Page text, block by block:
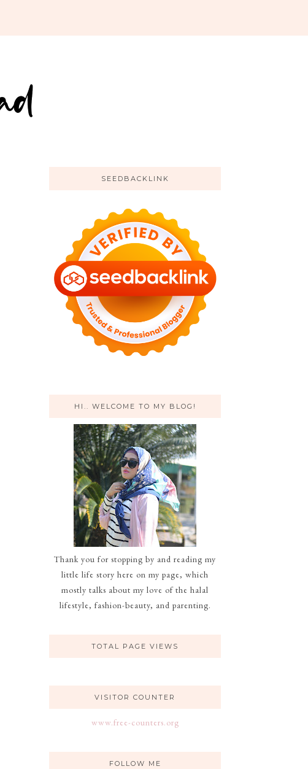
SEEDBACKLINK
HI.. WELCOME TO MY BLOG!
Thank you for stopping by and reading my
little life story here on my page, which
mostly talks about my love of the halal
lifestyle, fashion-beauty, and parenting.
TOTAL PAGE VIEWS
VISITOR COUNTER
www.free-counters.org
FOLLOW ME